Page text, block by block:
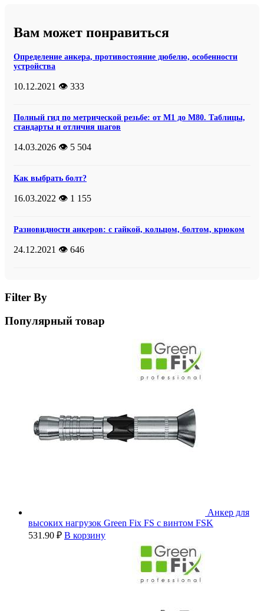
Вам может понравиться
Определение анкера, противостояние дюбелю, особенности
устройства
10.12.2021 👁️ 333
Полный гид по метрической резьбе: от М1 до М80. Таблицы,
стандарты и отличия шагов
14.03.2026 👁️ 5 504
Как выбрать болт?
16.03.2022 👁️ 1 155
Разновидности анкеров: с гайкой, кольцом, болтом, крюком
24.12.2021 👁️ 646
Filter By
Популярный товар
Анкер для
высоких нагрузок Green Fix FS с винтом FSK
531.90 ₽ В корзину